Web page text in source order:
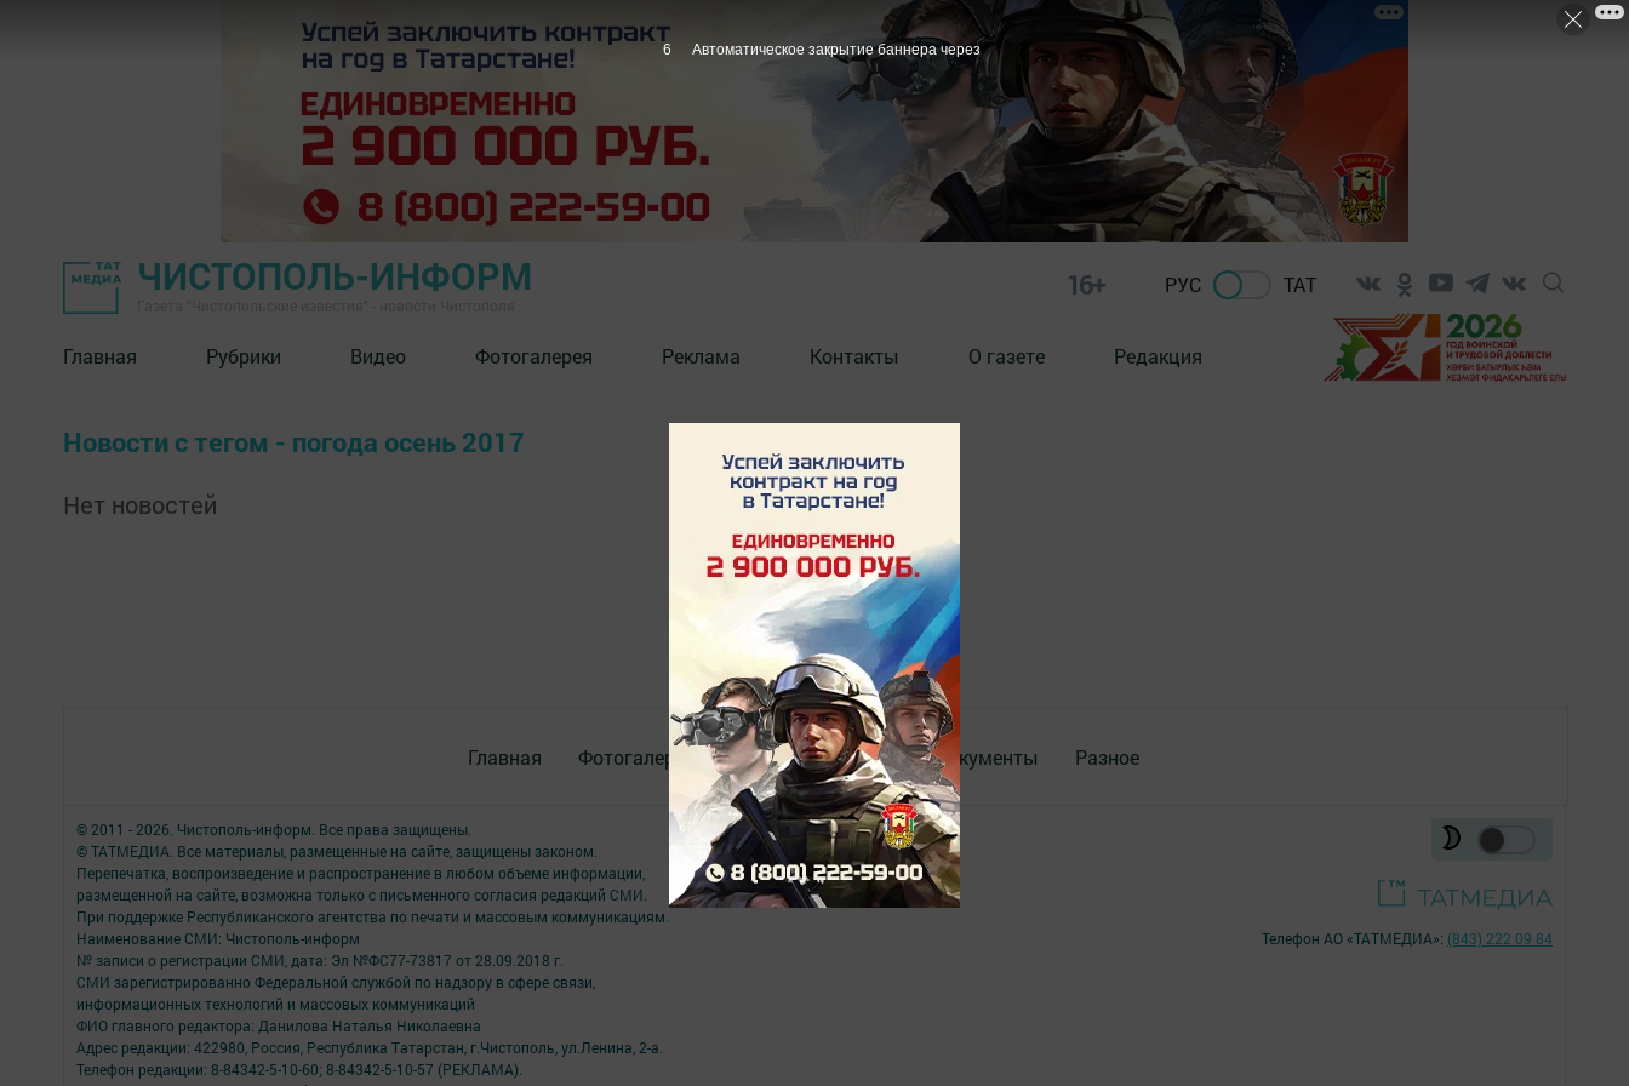
ЧИСТОПОЛЬ-ИНФОРМ 16+ РУС ТАТ
Главная Рубрики Видео Фотогалерея Реклама Контакты О газете Редакция
Новости с тегом - погода осень 2017
Нет новостей
Главная Фотогалереи Актуальное видео Документы Разное
© 2011 - 2026. Чистополь-информ. Все права защищены.
© ТАТМЕДИА. Все материалы, размещенные на сайте, защищены законом.
Перепечатка, воспроизведение и распространение в любом объеме информации,
размещенной на сайте, возможна только с письменного согласия редакций СМИ.
При поддержке Республиканского агентства по печати и массовым коммуникациям.
Наименование СМИ: Чистополь-информ
№ записи о регистрации СМИ, дата: Эл №ФС77-73817 от 28.09.2018 г.
СМИ зарегистрированно Федеральной службой по надзору в сфере связи,
информационных технологий и массовых коммуникаций
ФИО главного редактора: Данилова Наталья Николаевна
Адрес редакции: 422980, Россия, Республика Татарстан, г.Чистополь, ул.Ленина, 2-а.
Телефон редакции: 8-84342-5-10-60; 8-84342-5-10-57 (РЕКЛАМА).
Телефон АО «ТАТМЕДИА»: (843) 222 09 84
6 Автоматическое закрытие баннера через